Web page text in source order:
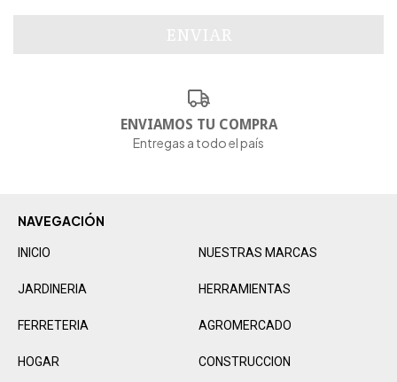
ENVIAMOS TU COMPRA
Entregas a todo el país
NAVEGACIÓN
INICIO NUESTRAS MARCAS
JARDINERIA HERRAMIENTAS
FERRETERIA AGROMERCADO
HOGAR CONSTRUCCION